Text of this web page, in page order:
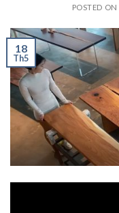
POSTED ON
18
Th5